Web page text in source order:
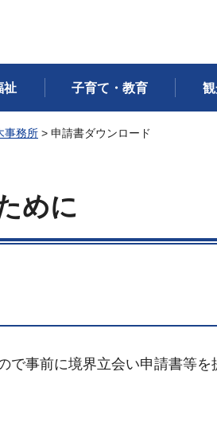
祉 子育て・教育
事務所 > 申請書ダウンロード
めに
事前に境界立会い申請書等を